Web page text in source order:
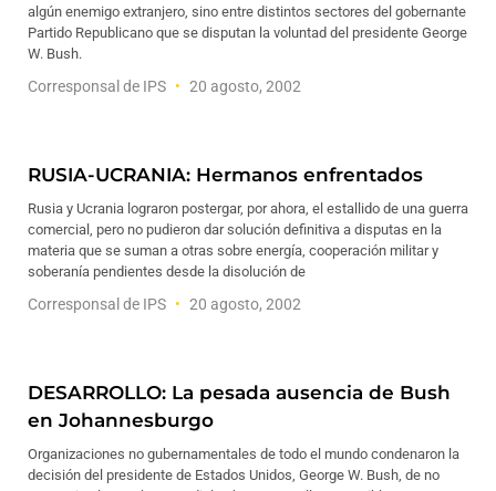
algún enemigo extranjero, sino entre distintos sectores del gobernante
Partido Republicano que se disputan la voluntad del presidente George
W. Bush.
Corresponsal de IPS 20 agosto, 2002
RUSIA-UCRANIA: Hermanos enfrentados
Rusia y Ucrania lograron postergar, por ahora, el estallido de una guerra
comercial, pero no pudieron dar solución definitiva a disputas en la
materia que se suman a otras sobre energía, cooperación militar y
soberanía pendientes desde la disolución de
Corresponsal de IPS 20 agosto, 2002
DESARROLLO: La pesada ausencia de Bush
en Johannesburgo
Organizaciones no gubernamentales de todo el mundo condenaron la
decisión del presidente de Estados Unidos, George W. Bush, de no